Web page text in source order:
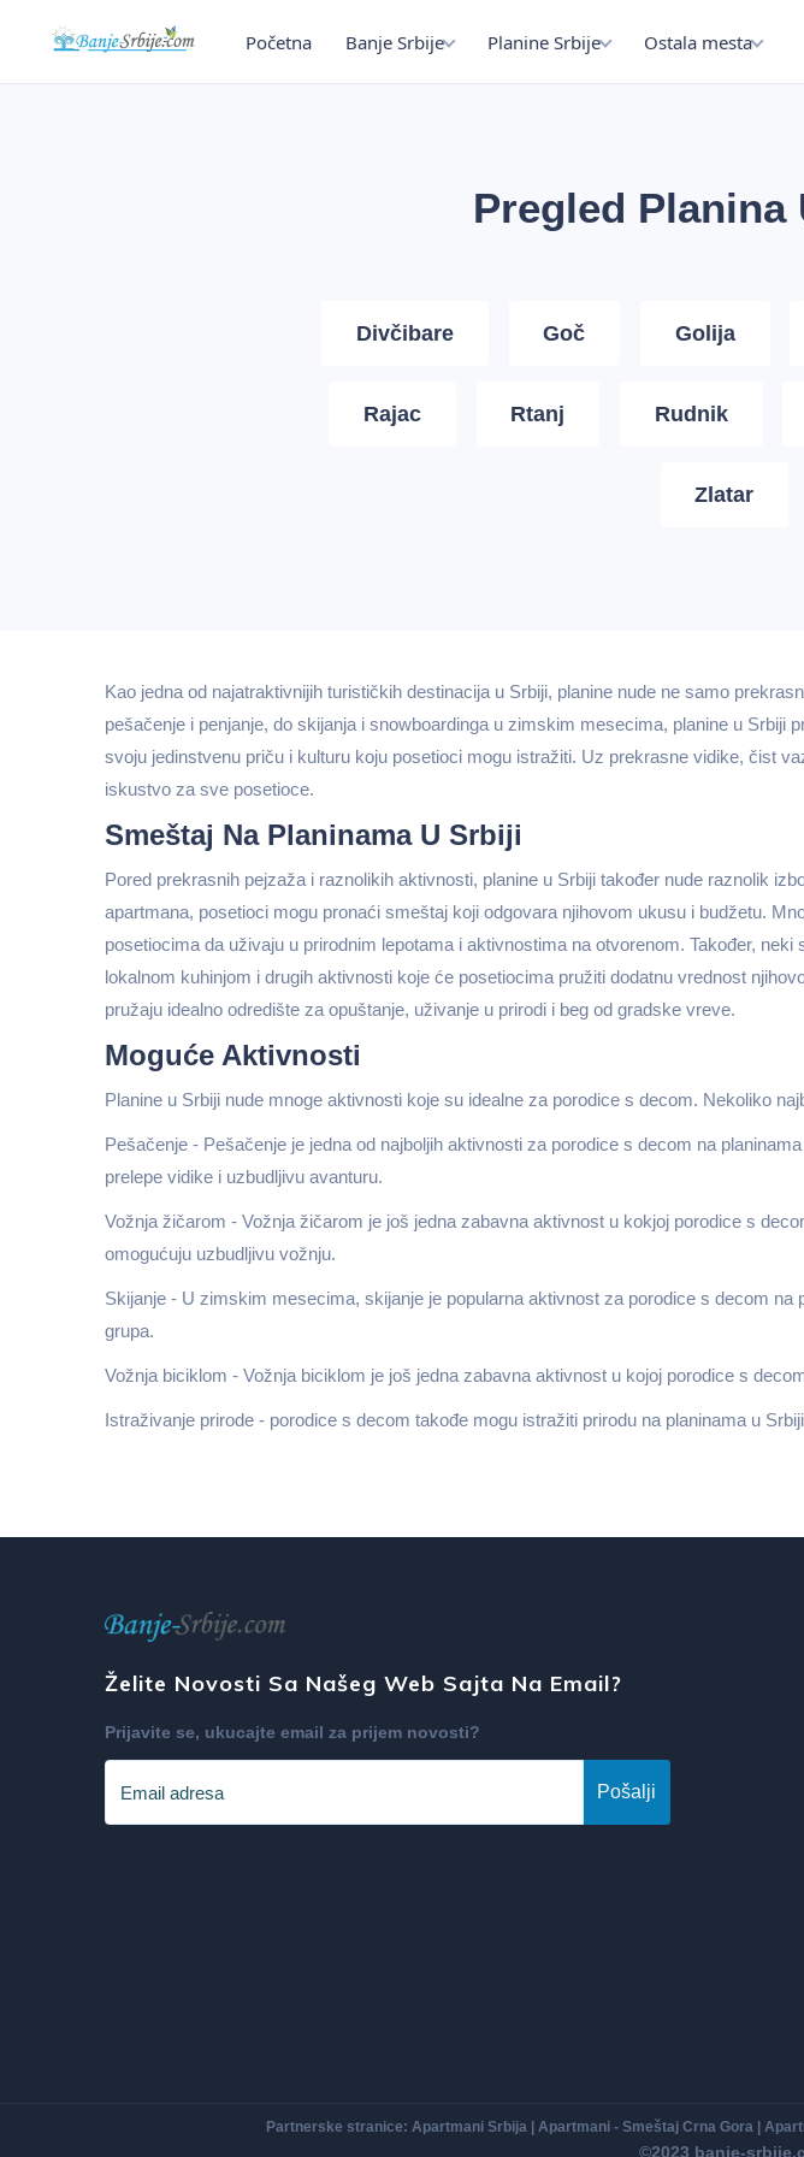
Početna Banje Srbije Planine Srbije Ostala mesta
Pregled Planina
Divčibare Goč Golija
Rajac Rtanj Rudnik
Zlatar
Kao jedna od najatraktivnijih turističkih destinacija u Srbiji, planine nude ne samo
pešačenje i penjanje, do skijanja i snowboardinga u zimskim mesecima, planine u
svoju jedinstvenu priču i kulturu koju posetioci mogu istražiti. Uz prekrasne vidike, čist
iskustvo za sve posetioce.
Smeštaj Na Planinama U Srbiji
Pored prekrasnih pejzaža i raznolikih aktivnosti, planine u Srbiji također nude raznolik
apartmana, posetioci mogu pronaći smeštaj koji odgovara njihovom ukusu i budžetu.
posetiocima da uživaju u prirodnim lepotama i aktivnostima na otvorenom. Također,
lokalnom kuhinjom i drugih aktivnosti koje će posetiocima pružiti dodatnu vrednost
pružaju idealno odredište za opuštanje, uživanje u prirodi i beg od gradske vreve.
Moguće Aktivnosti
Planine u Srbiji nude mnoge aktivnosti koje su idealne za porodice s decom. Nekoliko
Pešačenje - Pešačenje je jedna od najboljih aktivnosti za porodice s decom na
prelepe vidike i uzbudljivu avanturu.
Vožnja žičarom - Vožnja žičarom je još jedna zabavna aktivnost u kokjoj porodice s
omogućuju uzbudljivu vožnju.
Skijanje - U zimskim mesecima, skijanje je popularna aktivnost za porodice s decom
grupa.
Vožnja biciklom - Vožnja biciklom je još jedna zabavna aktivnost u kojoj porodice s
Istraživanje prirode - porodice s decom takođe mogu istražiti prirodu na planinama u
Želite Novosti Sa Našeg Web Sajta Na Email?
Prijavite se, ukucajte email za prijem novosti?
Pošalji
Partnerske stranice: Apartmani Srbija Apartmani - Smeštaj Crna Gora
©2023 banje-